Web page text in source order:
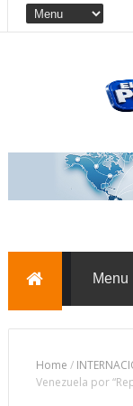
Home /
Venezuela por